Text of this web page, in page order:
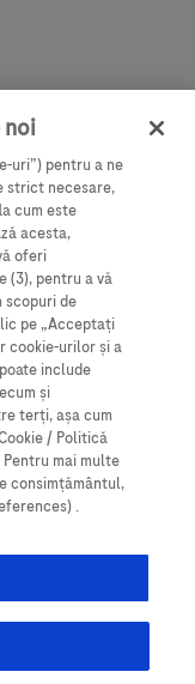
1A,
nostru
informații
evenimente și
practici
noi
uri”) pentru a ne
strict necesare,
cum este
acesta,
oferi
(3), pentru a vă
de
pe „Acceptați
cookie-urilor și a
include
și
terți, așa cum
/ Politică
mai multe
consimțământul,
.